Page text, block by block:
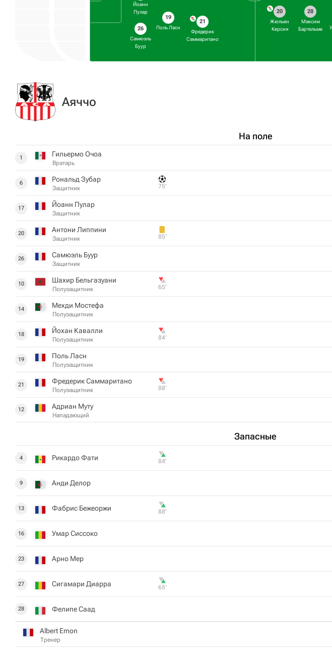
Йоанн
Пулар
26
Самюэль
Буур
19
Поль Ласн
21
Фредерик
Саммаритано
28
Максим
Бартельме
20
Жюльен
Керсия
Аяччо
На поле
1 Гильермо Очоа
Вратарь
6 Рональд Зубар
Защитник 75‎’‎
17 Йоанн Пулар
Защитник
20 Антони Липпини
Защитник 85‎’‎
26 Самюэль Буур
Защитник
10 Шахир Бельгазуани
Полузащитник 65‎’‎
14 Мехди Мостефа
Полузащитник
18 Йохан Кавалли
Полузащитник 84‎’‎
19 Поль Ласн
Полузащитник
21 Фредерик Саммаритано
Полузащитник 88‎’‎
12 Адриан Муту
Нападающий
Запасные
4 Рикардо Фати 84‎’‎
9 Анди Делор
13 Фабрис Бежеоржи 88‎’‎
16 Умар Сиссоко
23 Арно Мер
27 Сигамари Диарра 65‎’‎
28 Фелипе Саад
Albert Emon
Тренер